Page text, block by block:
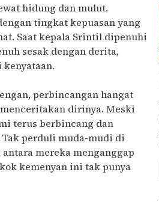
hidung dan mulut.
tingkat kepuasan yang
Saat kepala Srintil dipenuhi
sesak dengan derita,
perbincangan hangat
dirinya. Meski
terus berbincang dan
perduli muda-mudi di
mereka menganggap
kemenyan ini tak punya